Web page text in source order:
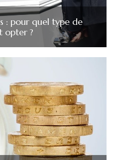
: pour quel type de
opter ?